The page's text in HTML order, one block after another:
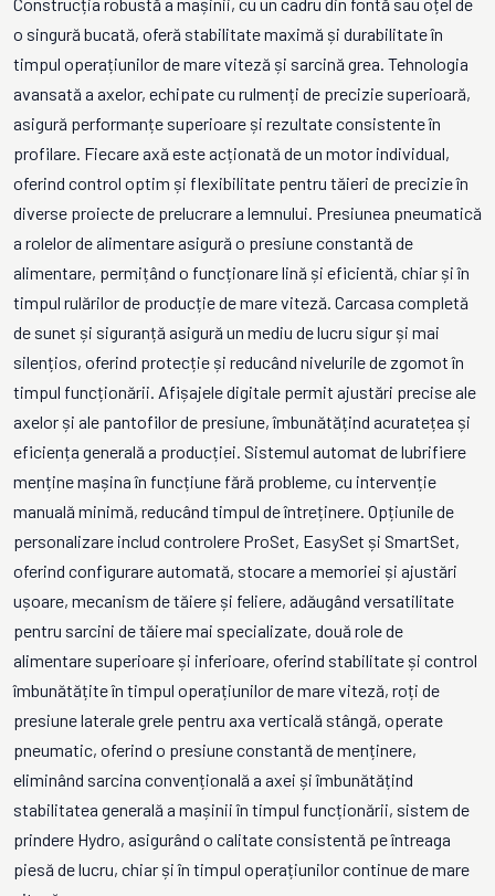
o singură bucată, oferă stabilitate maximă și durabilitate în
timpul operațiunilor de mare viteză și sarcină grea. Tehnologia
avansată a axelor, echipate cu rulmenți de precizie superioară,
asigură performanțe superioare și rezultate consistente în
profilare. Fiecare axă este acționată de un motor individual,
oferind control optim și flexibilitate pentru tăieri de precizie în
diverse proiecte de prelucrare a lemnului. Presiunea pneumatică
a rolelor de alimentare asigură o presiune constantă de
alimentare, permițând o funcționare lină și eficientă, chiar și în
timpul rulărilor de producție de mare viteză. Carcasa completă
de sunet și siguranță asigură un mediu de lucru sigur și mai
silențios, oferind protecție și reducând nivelurile de zgomot în
timpul funcționării. Afișajele digitale permit ajustări precise ale
axelor și ale pantofilor de presiune, îmbunătățind acuratețea și
eficiența generală a producției. Sistemul automat de lubrifiere
menține mașina în funcțiune fără probleme, cu intervenție
manuală minimă, reducând timpul de întreținere. Opțiunile de
personalizare includ controlere ProSet, EasySet și SmartSet,
oferind configurare automată, stocare a memoriei și ajustări
ușoare, mecanism de tăiere și feliere, adăugând versatilitate
pentru sarcini de tăiere mai specializate, două role de
alimentare superioare și inferioare, oferind stabilitate și control
îmbunătățite în timpul operațiunilor de mare viteză, roți de
presiune laterale grele pentru axa verticală stângă, operate
pneumatic, oferind o presiune constantă de menținere,
eliminând sarcina convențională a axei și îmbunătățind
stabilitatea generală a mașinii în timpul funcționării, sistem de
prindere Hydro, asigurând o calitate consistentă pe întreaga
piesă de lucru, chiar și în timpul operațiunilor continue de mare